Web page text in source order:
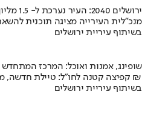
ירושלים 2040: העיר נערכת ל- 1.5 מליון תושבים
מנכ"לית העירייה מציגה תוכנית
בשיתוף עיריית ירושלים
שופינג, אמנות ואוכל: המרכז
קפיצה קטנה לחו"ל: טיילת חדשה, מיצגי אמנות, וכיכרות משופצות בהשקעה של 100 מיליון ₪
בשיתוף עיריית ירושלים